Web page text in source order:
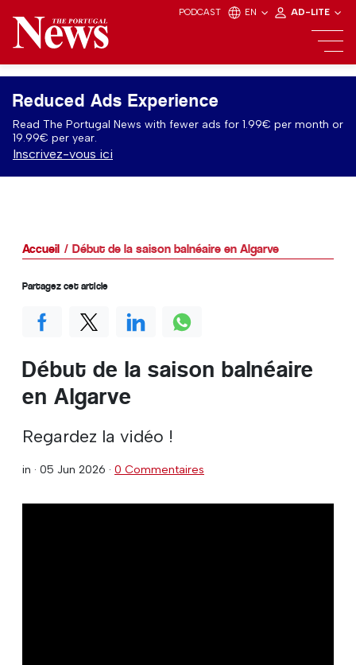
PODCAST EN AD-LITE
Reduced Ads Experience
Read The Portugal News with fewer ads for 1.99€ per month or
19.99€ per year.
Inscrivez-vous ici
Accueil Début de la saison balnéaire en Algarve
Début de la saison balnéaire
en Algarve
Regardez la vidéo !
in · 05 Jun 2026 · 0 Commentaires
Partagez cet article